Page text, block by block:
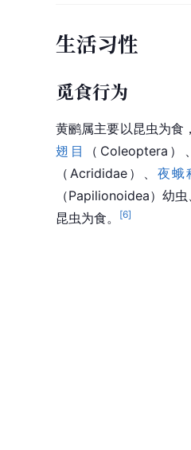
生活习性
觅食行为
黄鹂属主要以昆虫为食
翅目
（Coleoptera）
（Acrididae）、夜蛾
（Papilionoidea）幼
昆虫为食。
[6]